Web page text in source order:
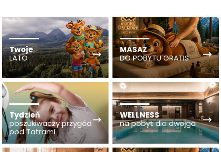
Twoje
LATO
MASAŻ
DO POBYTU GRATIS
Tydzień
poszukiwaczy przygód
pod Tatrami
WELLNESS
na pobyt dla dwojga